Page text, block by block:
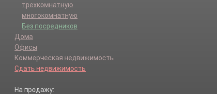
трехкомнатную
многокомнатную
Без посредников
Дома
Офисы
Коммерческая недвижимость
Сдать недвижимость
На продажу: